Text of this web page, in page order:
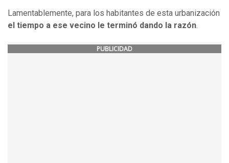
Lamentablemente, para los habitantes de esta urbanización
el tiempo a ese vecino le terminó dando la razón.
PUBLICIDAD